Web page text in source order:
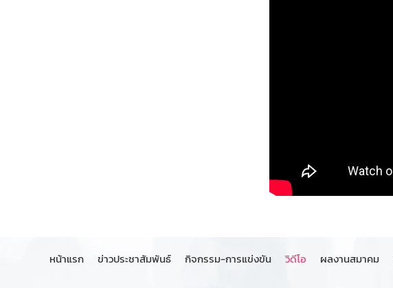
หน้าแรก ข่าวประชาสัมพันธ์ กิจกรรม-การแข่งขัน วิดีโอ ผลงานสมาคม